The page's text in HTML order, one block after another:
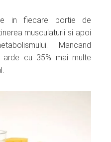
in fiecare portie de
musculaturii si apoi
Mancand
cu 35% mai multe